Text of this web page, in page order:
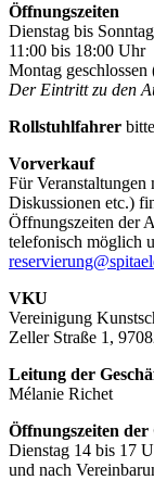
Öffnungszeiten
Dienstag bis
11:00 bis 18:00 Uhr
Montag geschlossen
Der Eintritt zu den
Rollstuhlfahrer
Vorverkauf
Für
Diskussionen etc.)
Öffnungszeiten der
telefonisch möglich
VKU
Vereinigung
Zeller Straße 1,
Leitung der
Mélanie Richet
Öffnungszeiten der
Dienstag 14 bis 17
und nach